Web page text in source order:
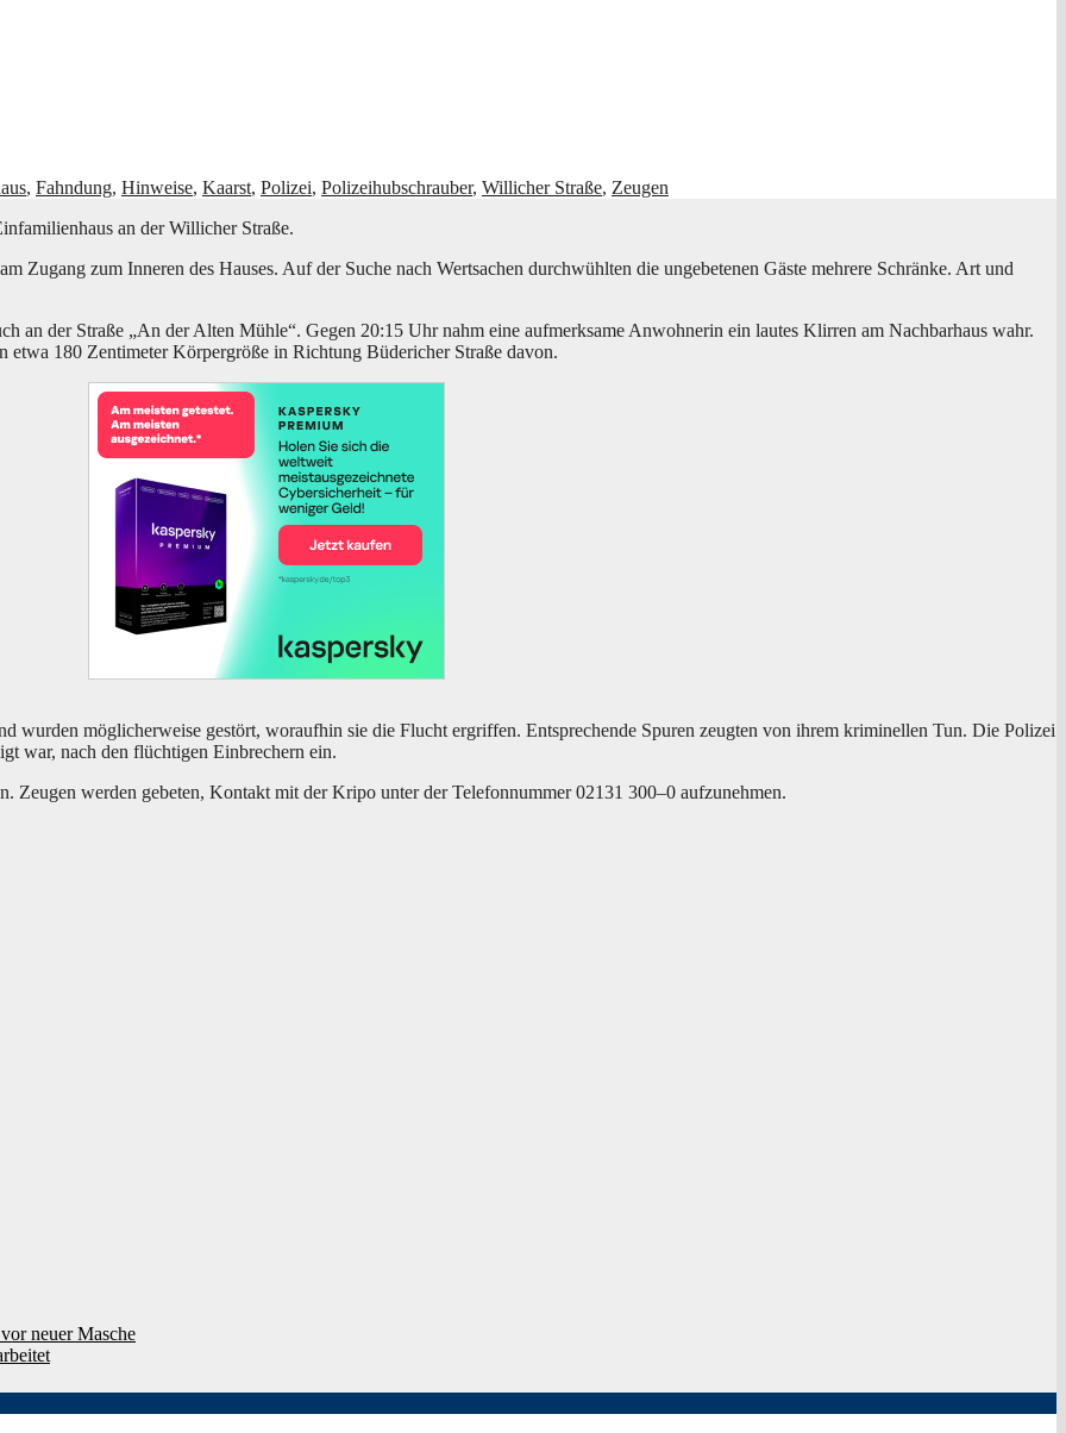
, Fahndung, Hinweise, Kaarst, Polizei, Polizeihubschrauber, Willicher Straße, Zeugen
an der Wil­li­cher Straße.
Zugang zum Inne­ren des Hau­ses. Auf der Suche nach Wert­sa­chen durch­wühl­ten die unge­be­te­nen Gäs­te meh­re­re Schrän­ke. Art und
an der Stra­ße „An der Alten Müh­le“. Gegen 20:15 Uhr nahm eine auf­merk­sa­me Anwoh­ne­rin ein lau­tes Klir­ren am Nach­bar­haus wahr.
180 Zen­ti­me­ter Kör­per­grö­ße in Rich­tung Büde­ri­cher Stra­ße davon.
wur­den mög­li­cher­wei­se gestört, wor­auf­hin sie die Flucht ergrif­fen. Ent­spre­chen­de Spu­ren zeug­ten von ihrem kri­mi­nel­len Tun. Die Poli­zei
war, nach den flüch­ti­gen Ein­bre­chern ein.
Zeu­gen wer­den gebe­ten, Kon­takt mit der Kri­po unter der Tele­fon­num­mer 02131 300–0 aufzunehmen.
neuer Masche